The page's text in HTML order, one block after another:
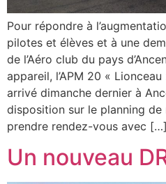
Pour répondre à
pilotes et élèves et à une
de l’Aéro club du pays
appareil, l’APM 20 «
arrivé dimanche dernier à
disposition sur le planning
prendre rendez-vous avec […]
Un nouveau